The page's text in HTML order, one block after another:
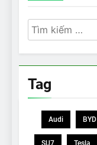
Tìm
kiếm
Tag
Audi BYD
SU7 Tesla